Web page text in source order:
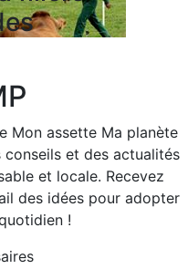
Mon assette Ma planète
et des actualités
et locale. Recevez
des idées pour adopter
!